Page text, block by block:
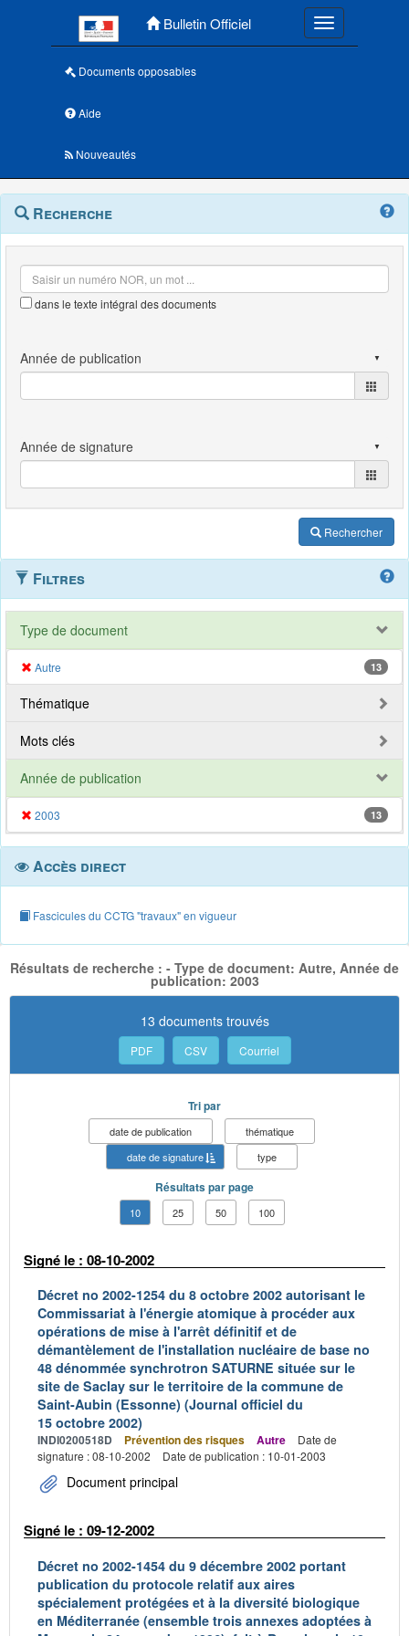
Bulletin Officiel Toggle
Documents opposables
Aide
Nouveautés
Navigation
outils
Menu
contextuel
Recherche
dans le texte intégral des documents
Rechercher
Filtres
Type de document
Autre 13
Thématique
Mots clés
Année de publication
2003 13
Accès direct
Fascicules du CCTG "travaux" en vigueur
Résultats de recherche : - Type de document: Autre, Année de
publication: 2003
13 documents trouvés
PDF CSV Courriel
Tri par
date de publication
thématique
date de signature
type
Résultats par page
10 25 50 100
Signé le : 08-10-2002
Décret no 2002-1254 du 8 octobre 2002 autorisant le
Commissariat à l'énergie atomique à procéder aux
opérations de mise à l'arrêt définitif et de
démantèlement de l'installation nucléaire de base no
48 dénommée synchrotron SATURNE située sur le
site de Saclay sur le territoire de la commune de
Saint-Aubin (Essonne) (Journal officiel du
15 octobre 2002)
INDI0200518D Prévention des risques Autre
Date de
signature : 08-10-2002
Date de publication : 10-01-2003
Document principal
Signé le : 09-12-2002
Décret no 2002-1454 du 9 décembre 2002 portant
publication du protocole relatif aux aires
spécialement protégées et à la diversité biologique
en Méditerranée (ensemble trois annexes adoptées à